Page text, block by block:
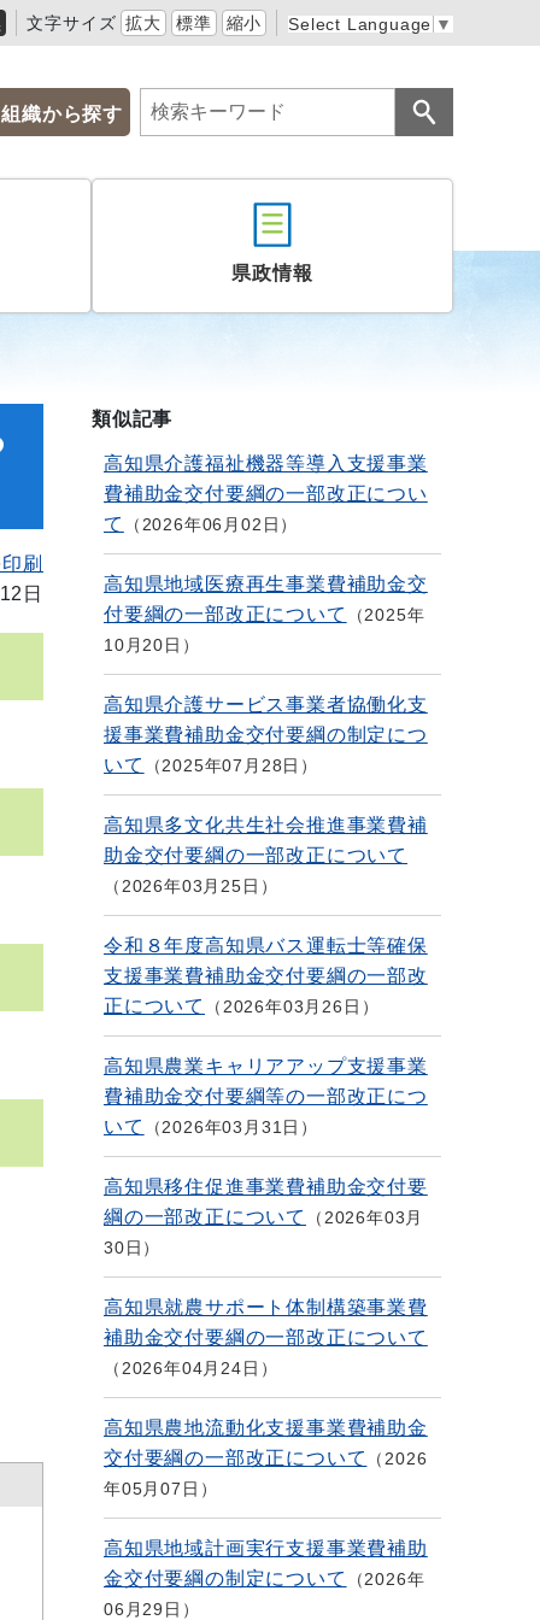
文字サイズ 拡大 標準 縮小 Select Language ▼
組織から探す
県政情報
刷
日
類似記事
高知県介護福祉機器等導入支援事業
費補助金交付要綱の一部改正につい
て
2026年06月02日
高知県地域医療再生事業費補助金交
付要綱の一部改正について
2025年
10月20日
高知県介護サービス事業者協働化支
援事業費補助金交付要綱の制定につ
いて
2025年07月28日
高知県多文化共生社会推進事業費補
助金交付要綱の一部改正について
2026年03月25日
令和８年度高知県バス運転士等確保
支援事業費補助金交付要綱の一部改
正について
2026年03月26日
高知県農業キャリアアップ支援事業
費補助金交付要綱等の一部改正につ
いて
2026年03月31日
高知県移住促進事業費補助金交付要
綱の一部改正について
2026年03月
30日
高知県就農サポート体制構築事業費
補助金交付要綱の一部改正について
2026年04月24日
高知県農地流動化支援事業費補助金
交付要綱の一部改正について
2026
年05月07日
高知県地域計画実行支援事業費補助
金交付要綱の制定について
2026年
06月29日